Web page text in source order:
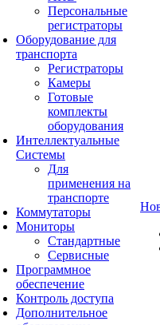
Персональные
регистраторы
Оборудование для
транспорта
Регистраторы
Камеры
Готовые
комплекты
оборудования
Интеллектуальные
Системы
Для
применения на
транспорте
Коммутаторы
Мониторы
Стандартные
Сервисные
Программное
обеспечение
Контроль доступа
Дополнительное